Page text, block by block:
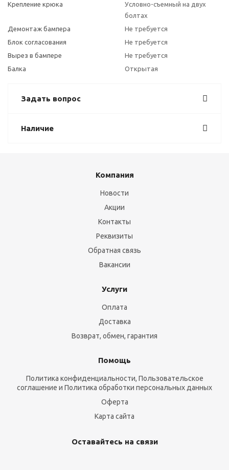
Крепление крюка
Условно-съемный на двух
болтах
Демонтаж бампера
Не требуется
Блок согласования
Не требуется
Вырез в бампере
Не требуется
Балка
Открытая
Задать вопрос
Наличие
Компания
Новости
Акции
Контакты
Реквизиты
Обратная связь
Вакансии
Услуги
Оплата
Доставка
Возврат, обмен, гарантия
Помощь
Политика конфиденциальности, Пользовательское
соглашение и Политика обработки персональных данных
Оферта
Карта сайта
Оставайтесь на связи